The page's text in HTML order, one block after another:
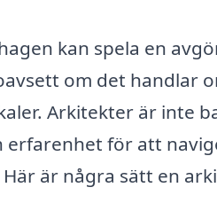
kan spela en
om det handlar
Arkitekter är inte
erfarenhet för att
är några sätt en